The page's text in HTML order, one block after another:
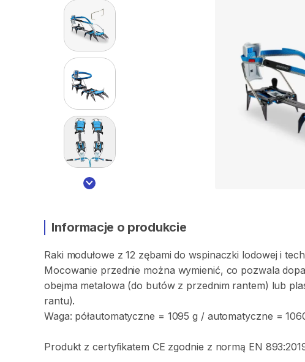
Informacje o produkcie
Raki modułowe z 12 zębami do wspinaczki lodowej i
Mocowanie przednie można wymienić​,​ co pozwala
obejma metalowa (do butów z przednim rantem) lub
rantu).
Waga: półautomatyczne = 1095 g ​/​ automatyczne =
Produkt z certyfikatem CE zgodnie z normą EN